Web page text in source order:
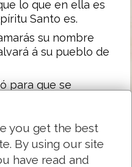
lo que en ella es
Santo es.
su nombre
á su pueblo de
para que se
dicho por el Señor,
y parirá un
Emmanuel, que
Dios.
you get the best
By using our site
have read and